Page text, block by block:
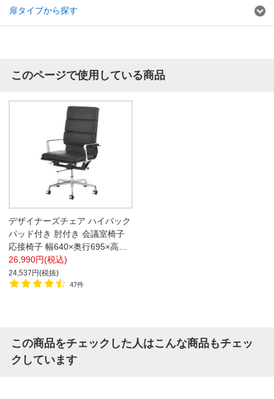
扉タイプから探す
このページで使用している商品
デザイナーズチェア ハイバック
パッド付き 肘付き 会議室椅子
応接椅子 幅640×奥行695×高さ
1030～1115mm
26,990円(税込)
24,537円(税抜)
47件
この商品をチェックした人はこんな商品もチェッ
クしています